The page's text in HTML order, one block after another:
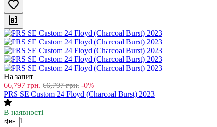
На запит
66,797 грн. 66,797 грн. -0%
PRS SE Custom 24 Floyd (Charcoal Burst) 2023
В наявності
мин. 1